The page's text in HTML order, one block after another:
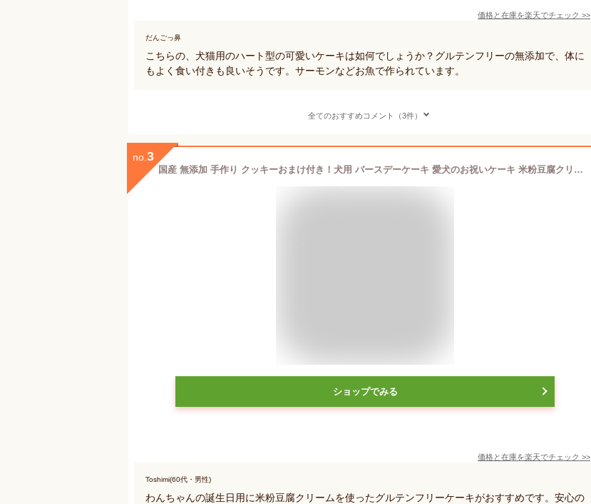
価格と在庫を楽天でチェック >>
だんごっ鼻
こちらの、犬猫用のハート型の可愛いケーキは如何でしょうか？グルテンフリーの無添加で、体に
もよく食い付きも良いそうです。サーモンなどお魚で作られています。
全てのおすすめコメント（3件）
no. 3
国産 無添加 手作り クッキーおまけ付き！犬用 バースデーケーキ 愛犬のお祝いケーキ 米粉豆腐クリーム(グルテンフリー）
ショップでみる
価格と在庫を楽天でチェック >>
Toshimi(60代・男性)
わんちゃんの誕生日用に米粉豆腐クリームを使ったグルテンフリーケーキがおすすめです。安心の